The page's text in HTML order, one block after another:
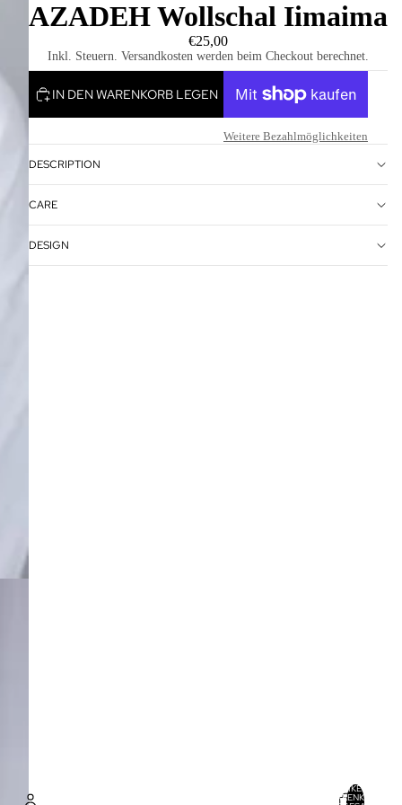
ARTIKEL IM
WARENKORB
AZADEH Wollschal Iimaima
€25,00
Inkl. Steuern. Versandkosten werden beim Checkout berechnet.
IN DEN WARENKORB LEGEN
Weitere Bezahlmöglichkeiten
DESCRIPTION
CARE
DESIGN